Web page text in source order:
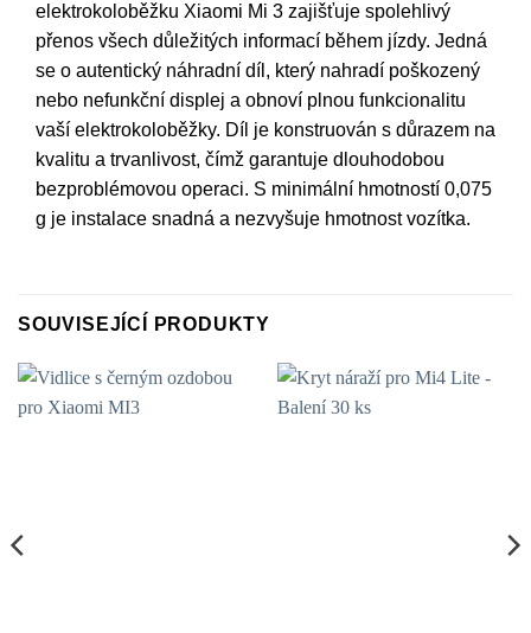
elektrokoloběžku Xiaomi Mi 3 zajišťuje spolehlivý
přenos všech důležitých informací během jízdy. Jedná
se o autentický náhradní díl, který nahradí poškozený
nebo nefunkční displej a obnoví plnou funkcionalitu
vaší elektrokoloběžky. Díl je konstruován s důrazem na
kvalitu a trvanlivost, čímž garantuje dlouhodobou
bezproblémovou operaci. S minimální hmotností 0,075
g je instalace snadná a nezvyšuje hmotnost vozítka.
SOUVISEJÍCÍ PRODUKTY